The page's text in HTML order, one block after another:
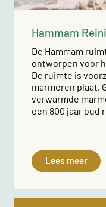
Hammam
De Hammam
ontworpen voor
De ruimte is
marmeren plaat.
verwarmde
een 800 jaar oud
Lees meer